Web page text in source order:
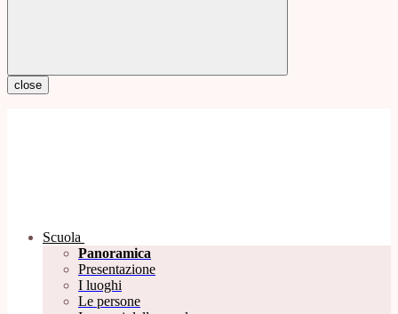
close
Scuola
Panoramica
Presentazione
I luoghi
Le persone